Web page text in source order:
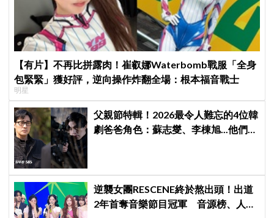
【有片】不再比拼露肉！崔叡娜Waterbomb戰服「全身
包緊緊」獲好評，逆向操作炸翻全場：根本福音戰士
明星
父親節特輯！2026最令人難忘的4位韓
劇爸爸角色：蘇志燮、李棟旭...他們連
逆襲女團RESCENE終於熬出頭！出道
2年首奪音樂節目冠軍 音源榜、人氣